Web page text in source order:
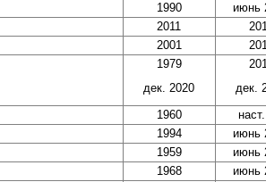
1990
июнь
2011
2001
1979
дек. 2020
дек.
1960
1994
июнь
1959
июнь
1968
июнь